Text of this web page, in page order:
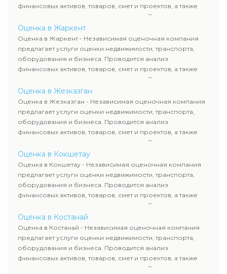
финансовых активов, товаров, смет и проектов, а также
оценка животных и недропользования. Эксперты
определяют рыночную стоимость имущества и
рассчитывают ущерб. Все отчеты соответствуют
требованиям законодательства и используются для
сделок, кредитования и судебных процессов.
Оценка в Жаркент
Оценка в Жаркент - Независимая оценочная компания
предлагает услуги оценки недвижимости, транспорта,
оборудования и бизнеса. Проводится анализ
финансовых активов, товаров, смет и проектов, а также
оценка животных и недропользования. Эксперты
определяют рыночную стоимость имущества и
рассчитывают ущерб. Все отчеты соответствуют
требованиям законодательства и используются для
сделок, кредитования и судебных процессов.
Оценка в Жезказган
Оценка в Жезказган - Независимая оценочная компания
предлагает услуги оценки недвижимости, транспорта,
оборудования и бизнеса. Проводится анализ
финансовых активов, товаров, смет и проектов, а также
оценка животных и недропользования. Эксперты
определяют рыночную стоимость имущества и
рассчитывают ущерб. Все отчеты соответствуют
требованиям законодательства и используются для
сделок, кредитования и судебных процессов.
Оценка в Кокшетау
Оценка в Кокшетау - Независимая оценочная компания
предлагает услуги оценки недвижимости, транспорта,
оборудования и бизнеса. Проводится анализ
финансовых активов, товаров, смет и проектов, а также
оценка животных и недропользования. Эксперты
определяют рыночную стоимость имущества и
рассчитывают ущерб. Все отчеты соответствуют
требованиям законодательства и используются для
сделок, кредитования и судебных процессов.
Оценка в Костанай
Оценка в Костанай - Независимая оценочная компания
предлагает услуги оценки недвижимости, транспорта,
оборудования и бизнеса. Проводится анализ
финансовых активов, товаров, смет и проектов, а также
оценка животных и недропользования. Эксперты